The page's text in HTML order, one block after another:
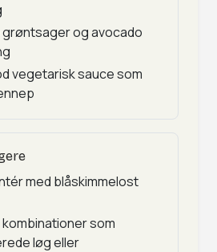
og avocado
vegetarisk sauce som
med blåskimmelost
som
løg eller